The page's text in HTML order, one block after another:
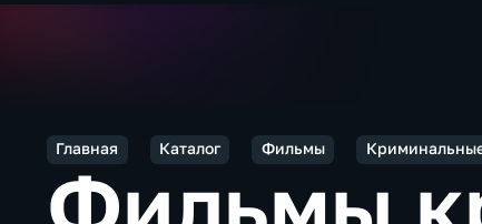
Главная Каталог Фильмы